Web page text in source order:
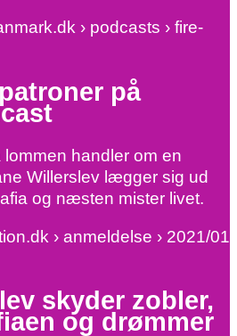
› podcasts › fire-
på
handler om en
Willerslev lægger sig ud
og næsten mister livet.
› anmeldelse › 2021/01
skyder zobler,
og drømmer